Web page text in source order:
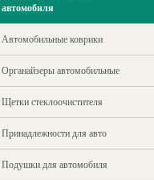
автомобиля
Автомобильные коврики
Органайзеры автомобильные
Щетки стеклоочистителя
Принадлежности для авто
Подушки для автомобиля